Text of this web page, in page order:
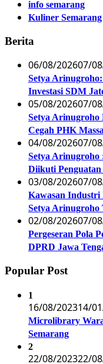
info semarang
Kuliner Semarang
Berita
06/08/202607/
Setya
Investasi SDM
05/08/202607/
Setya Arinugroho
Cegah PHK
04/08/202607/
Setya Arinugroho
Diikuti
03/08/202607/
Kawasan Industri
Setya
02/08/202607/
Pergeseran Pola
DPRD Jawa
Popular Post
1
16/08/202314/
Microlibrary
Semarang
2
22/08/202322/